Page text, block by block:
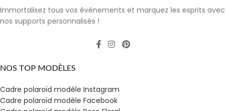
Immortalisez tous vos événements et marquez les esprits avec
nos supports personnalisés !
NOS TOP MODÈLES
Cadre polaroïd modèle Instagram
Cadre polaroïd modèle Facebook